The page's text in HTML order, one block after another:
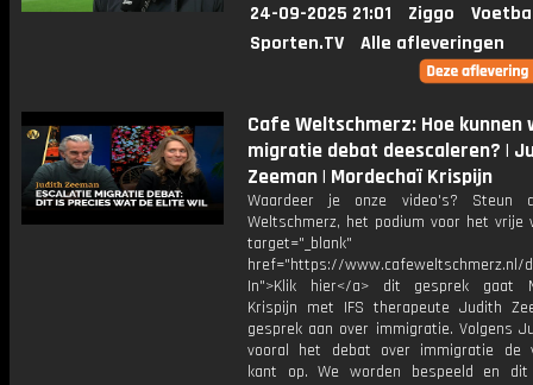
24-09-2025 21:01 Ziggo
Sporten.TV
Alle afleveringen
Cafe Weltschmerz: Hoe kunnen
migratie debat deescaleren? |
Zeeman | Mordechaï Krispijn
Waardeer je onze video's? Steun
Weltschmerz, het podium voor het vrije
target="_blank"
href="https://www.cafeweltschmerz.nl/
In">Klik hier</a> dit gesprek gaat
Krispijn met IFS therapeute Judith
gesprek aan over immigratie. Volgens
vooral het debat over immigratie de
kant op. We worden bespeeld en